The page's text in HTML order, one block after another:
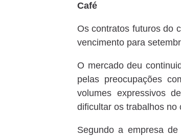
Café
Os contratos futuros do
vencimento para
O mercado deu
pelas preocupações
volumes expressivos
dificultar os trabalhos no
Segundo a empresa